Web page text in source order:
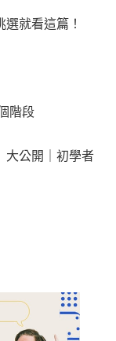
就看這篇！
階段
大公開｜初學者